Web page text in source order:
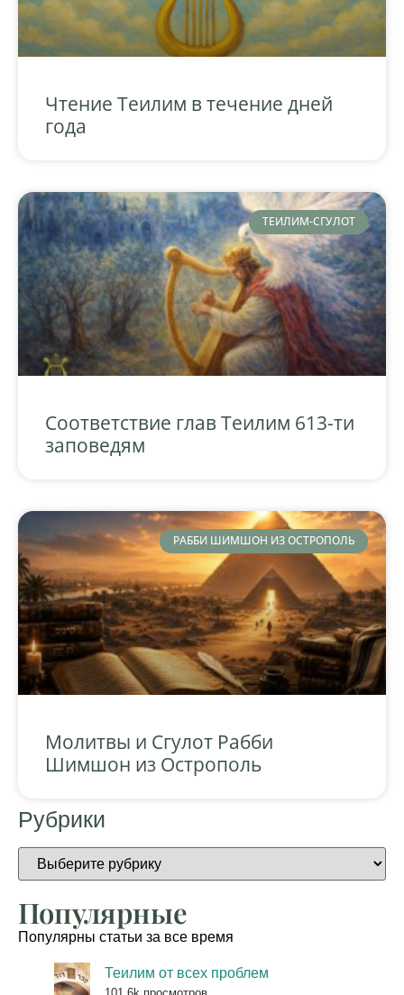
Чтение Теилим в течение дней
года
ТЕИЛИМ-СГУЛОТ
Соответствие глав Теилим 613-ти
заповедям
РАББИ ШИМШОН ИЗ ОСТРОПОЛЬ
Молитвы и Сгулот Рабби
Шимшон из Острополь
Рубрики
Популярные
Популярны статьи за все время
Теилим от всех проблем